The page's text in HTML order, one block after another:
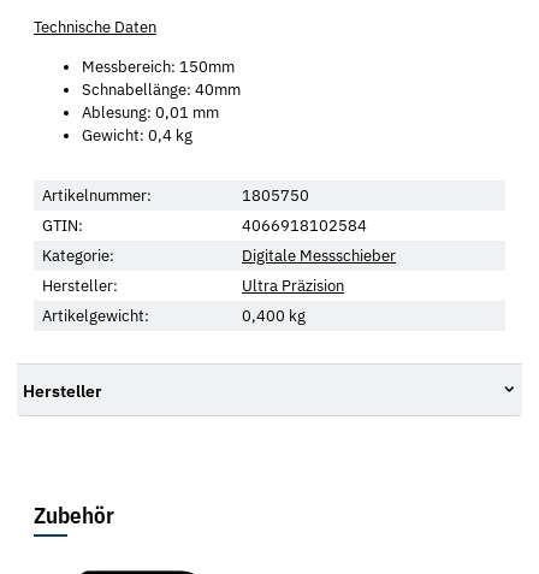
Technische Daten
Messbereich: 150mm
Schnabellänge: 40mm
Ablesung: 0,01 mm
Gewicht: 0,4 kg
Artikelnummer:
1805750
GTIN:
4066918102584
Kategorie:
Digitale Messschieber
Hersteller:
Ultra Präzision
Artikelgewicht:
0,400 kg
Hersteller
Zubehör